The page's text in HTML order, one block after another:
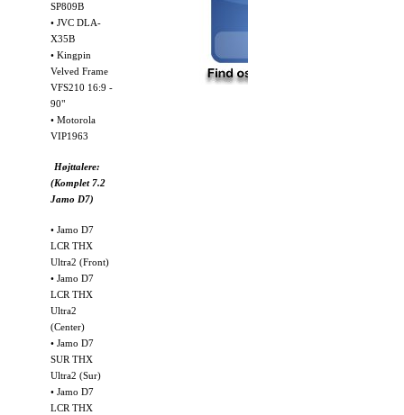
SP809B
• JVC DLA-
X35B
• Kingpin
Velved Frame
VFS210 16:9 -
90"
• Motorola
VIP1963
Højttalere:
(Komplet 7.2
Jamo D7)
• Jamo D7
LCR THX
Ultra2 (Front)
• Jamo D7
LCR THX
Ultra2
(Center)
• Jamo D7
SUR THX
Ultra2 (Sur)
• Jamo D7
LCR THX